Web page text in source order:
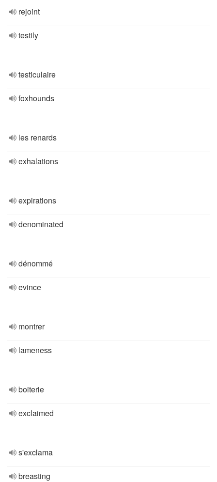
rejoint
testily
testiculaire
foxhounds
les renards
exhalations
expirations
denominated
dénommé
evince
montrer
lameness
boiterie
exclaimed
s'exclama
breasting